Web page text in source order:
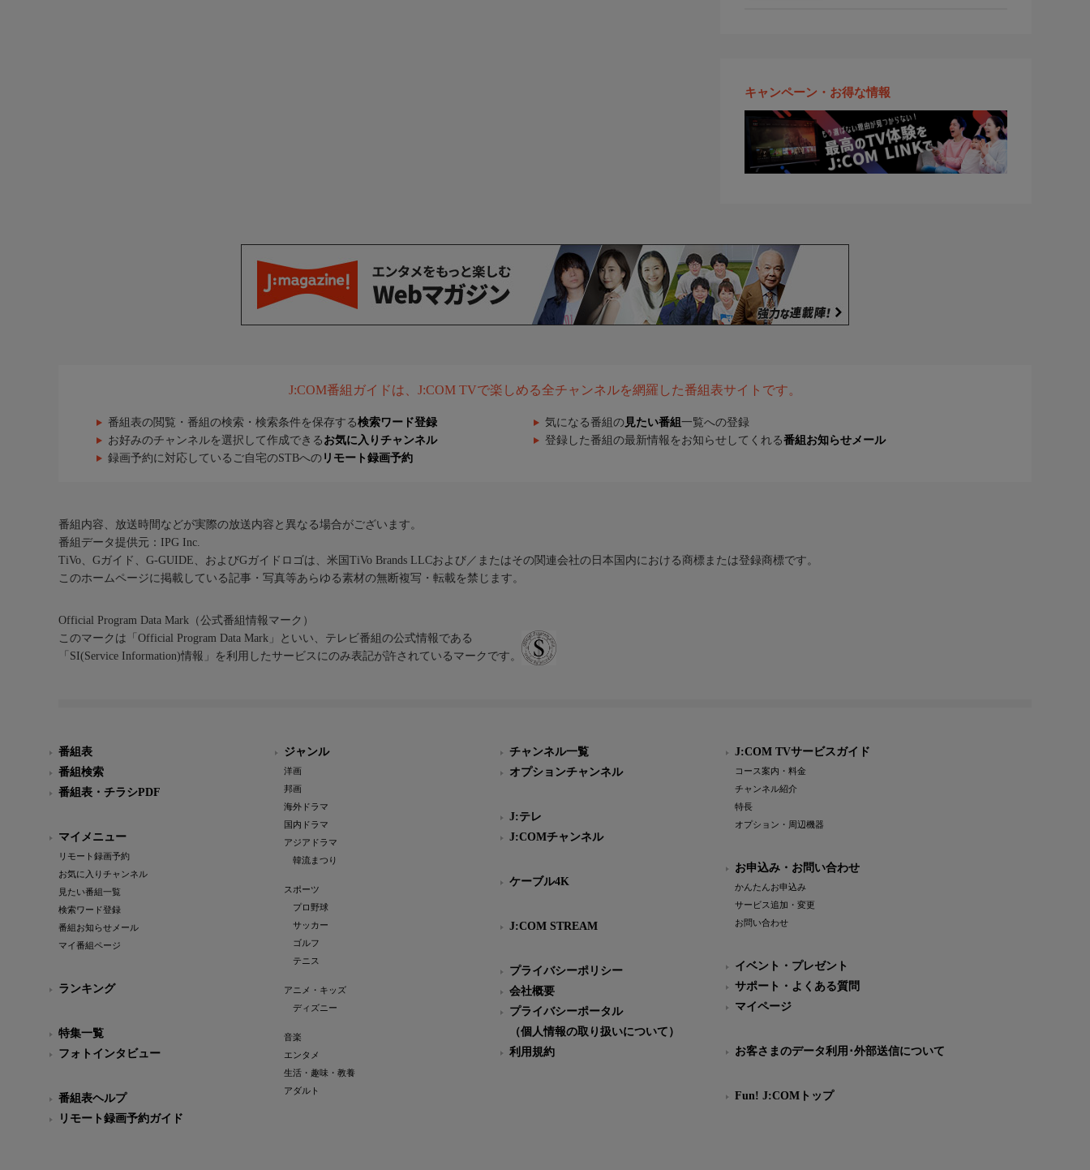
キャンペーン・お得な情報
J:COM番組ガイドは、J:COM TVで楽しめる全チャンネルを網羅した番組表サイトです。
番組表の閲覧・番組の検索・検索条件を保存する検索ワード登録 気になる番組の 見たい番組 一覧への登録
お好みのチャンネルを選択して作成できる お気に入りチャンネル 登録した番組の最新情報をお知らせしてくれる番組お知らせメール
録画予約に対応しているご自宅のSTBへの リモート録画予約
番組内容、放送時間などが実際の放送内容と異なる場合がございます。
番組データ提供元：IPG Inc.
TiVo、Gガイド、G-GUIDE、およびGガイドロゴは、米国TiVo Brands LLCおよび／またはその関連会社の日本国内における商標または登録商標です。
このホームページに掲載している記事・写真等あらゆる素材の無断複写・転載を禁じます。
Official Program Data Mark（公式番組情報マーク）
このマークは「Official Program Data Mark」といい、テレビ番組の公式情報である
「SI(Service Information)情報」を利用したサービスにのみ表記が許されているマークです。
番組表
番組検索
番組表・チラシPDF
マイメニュー
リモート録画予約
お気に入りチャンネル
見たい番組一覧
検索ワード登録
番組お知らせメール
マイ番組ページ
ランキング
特集一覧
フォトインタビュー
番組表ヘルプ
リモート録画予約ガイド
ジャンル
洋画
邦画
海外ドラマ
国内ドラマ
アジアドラマ
韓流まつり
スポーツ
プロ野球
サッカー
ゴルフ
テニス
アニメ・キッズ
ディズニー
音楽
エンタメ
生活・趣味・教養
アダルト
チャンネル一覧
オプションチャンネル
J:テレ
J:COMチャンネル
ケーブル4K
J:COM STREAM
プライバシーポリシー
会社概要
プライバシーポータル
（個人情報の取り扱いについて）
利用規約
J:COM TVサービスガイド
コース案内・料金
チャンネル紹介
特長
オプション・周辺機器
お申込み・お問い合わせ
かんたんお申込み
サービス追加・変更
お問い合わせ
イベント・プレゼント
サポート・よくある質問
マイページ
お客さまのデータ利用･外部送信について
Fun! J:COMトップ